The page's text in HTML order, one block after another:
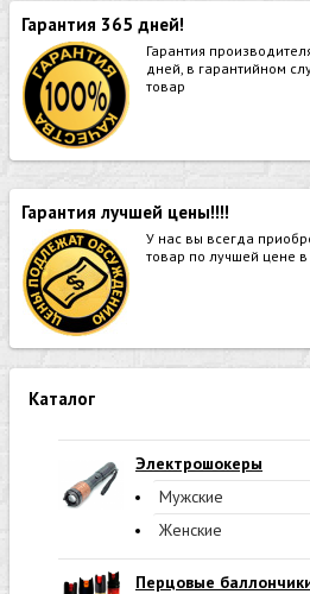
Гарантия 365 дней!
Гарантия
дней, в гарантийном
товар
Гарантия лучшей цены!!!!
У нас вы всегда
товар по лучшей цене в
Каталог
Электрошокеры
Мужские
Женские
Перцовые